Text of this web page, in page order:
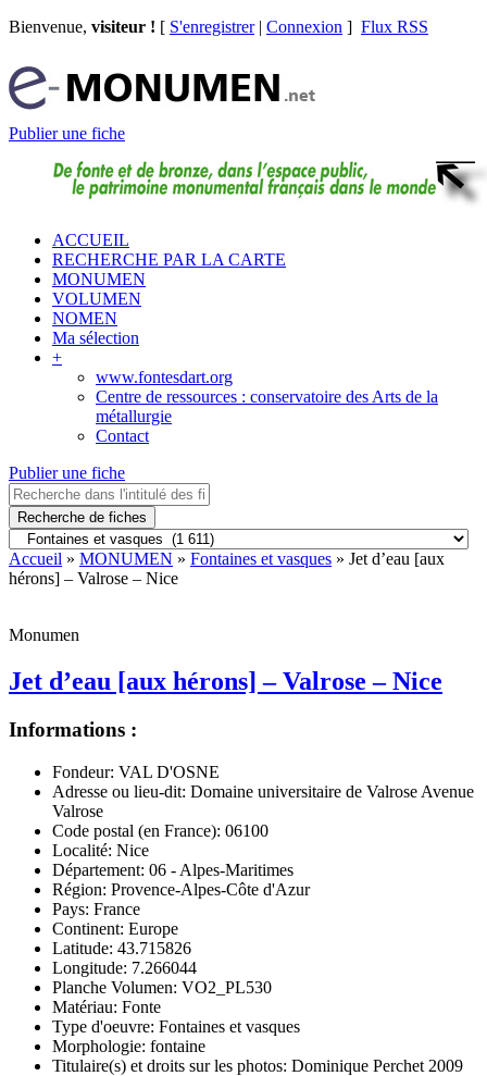
Bienvenue, visiteur ! [ S'enregistrer| Connexion ] Flux RSS
Publier une fiche
ACCUEIL
RECHERCHE PAR LA CARTE
MONUMEN
VOLUMEN
NOMEN
Ma sélection
+
www.fontesdart.org
Centre de ressources : conservatoire des Arts de la
métallurgie
Contact
Publier une fiche
Recherche de fiches
Accueil » MONUMEN » Fontaines et vasques » Jet d’eau [aux
hérons] – Valrose – Nice
Monumen
Jet d’eau [aux hérons] – Valrose – Nice
Informations :
Fondeur: VAL D'OSNE
Adresse ou lieu-dit: Domaine universitaire de Valrose Avenue
Valrose
Code postal (en France): 06100
Localité: Nice
Département: 06 - Alpes-Maritimes
Région: Provence-Alpes-Côte d'Azur
Pays: France
Continent: Europe
Latitude: 43.715826
Longitude: 7.266044
Planche Volumen: VO2_PL530
Matériau: Fonte
Type d'oeuvre: Fontaines et vasques
Morphologie: fontaine
Titulaire(s) et droits sur les photos: Dominique Perchet 2009